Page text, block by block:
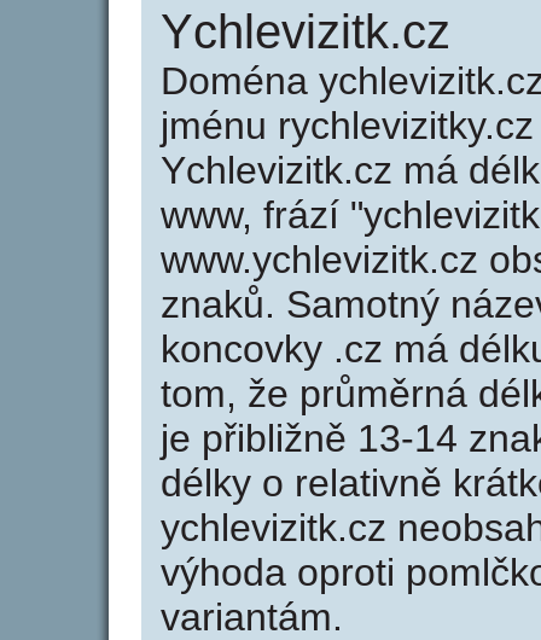
Ychlevizitk.cz
Doména
jménu
Ychlevizitk.cz má
www, frází
www.ychlevizitk.cz
znaků. Samotný
koncovky .cz má
tom, že průměrná
je přibližně 13-14
délky o relativně
ychlevizitk.cz
výhoda oproti
variantám.